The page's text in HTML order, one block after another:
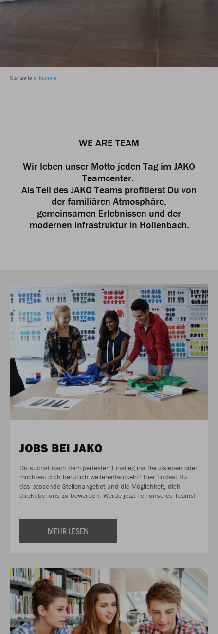
Startseite Karriere
WE ARE TEAM
Wir leben unser Motto jeden Tag im JAKO
Teamcenter.
Als Teil des JAKO Teams profitierst Du von
der familiären Atmosphäre,
gemeinsamen Erlebnissen und der
modernen Infrastruktur in Hollenbach.
JOBS BEI JAKO
Du suchst nach dem perfekten Einstieg ins Berufsleben oder
möchtest dich beruflich weiterentwickeln? Hier findest Du
das passende Stellenangebot und die Möglichkeit, dich
direkt bei uns zu bewerben. Werde jetzt Teil unseres Teams!
MEHR LESEN